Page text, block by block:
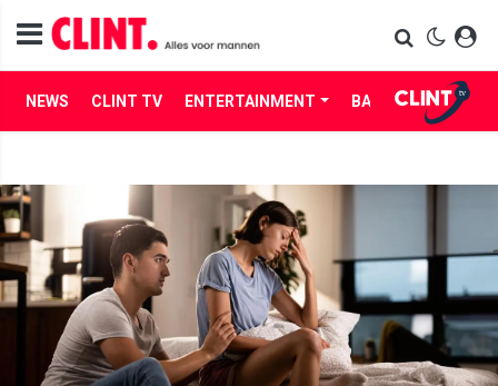
NEWS CLINT TV ENTERTAINMENT BABES LIFE